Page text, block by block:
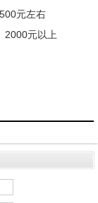
500元左右
2000元以上